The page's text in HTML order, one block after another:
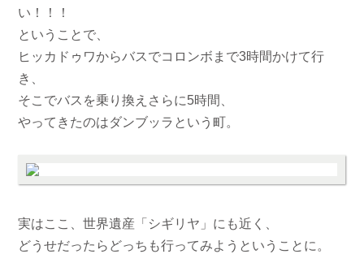
い！！！
ということで、
ヒッカドゥワからバスでコロンボまで3時間かけて行
き、
そこでバスを乗り換えさらに5時間、
やってきたのはダンブッラという町。
実はここ、世界遺産「シギリヤ」にも近く、
どうせだったらどっちも行ってみようということに。